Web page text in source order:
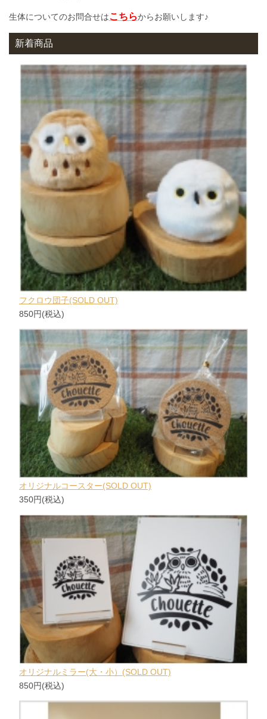
生体についてのお問合せはこちらからお願いします♪
新着商品
フクロウ団子(SOLD OUT)
850円(税込)
オリジナルコースター(SOLD OUT)
350円(税込)
オリジナルミラー(大・小）(SOLD OUT)
850円(税込)